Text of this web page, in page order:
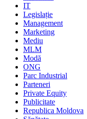
IT
Legislație
Management
Marketing
Mediu
MLM
Modă
ONG
Parc Industrial
Parteneri
Private Equity
Publicitate
Republica Moldova